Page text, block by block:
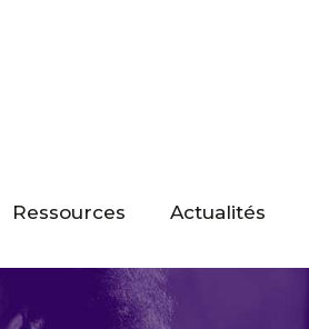
Ressources Actualités